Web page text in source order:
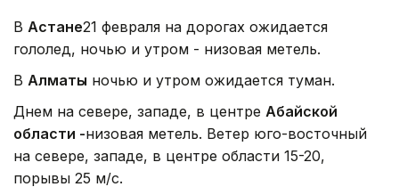
В Астане21 февраля на дорогах ожидается
гололед, ночью и утром - низовая метель.
В Алматы ночью и утром ожидается туман.
Днем на севере, западе, в центре Абайской
области -низовая метель. Ветер юго-восточный
на севере, западе, в центре области 15-20,
порывы 25 м/с.